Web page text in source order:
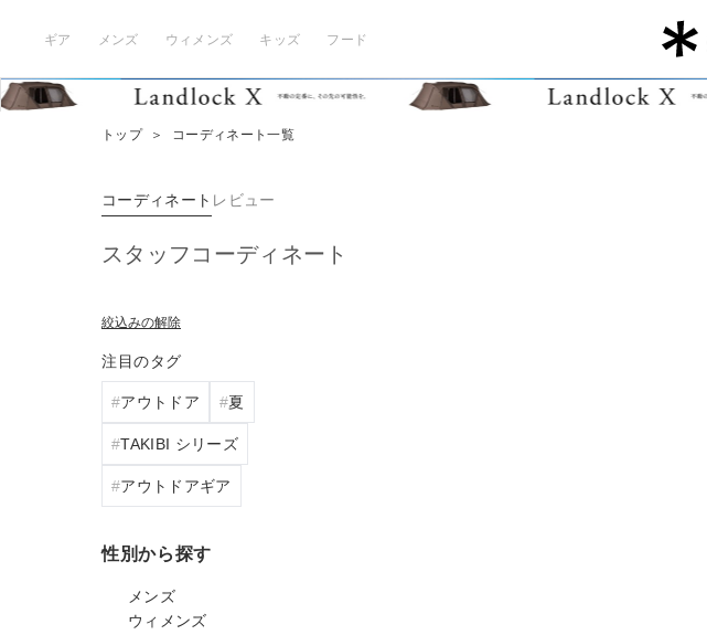
ギア メンズ ウィメンズ キッズ フード
トップ ＞ コーディネート一覧
コーディネート レビュー
スタッフコーディネート
絞込みの解除
注目のタグ
アウトドア 夏
TAKIBI シリーズ
アウトドアギア
性別から探す
メンズ
ウィメンズ